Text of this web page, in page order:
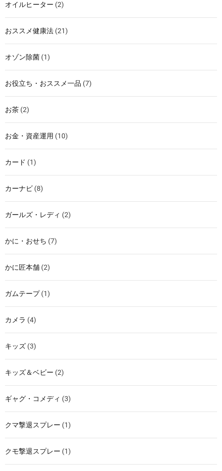
オイルヒーター (2)
おススメ健康法 (21)
オゾン除菌 (1)
お役立ち・おススメ一品 (7)
お茶 (2)
お金・資産運用 (10)
カード (1)
カーナビ (8)
ガールズ・レディ (2)
かに・おせち (7)
かに匠本舗 (2)
ガムテープ(1)
カメラ (4)
キッズ (3)
キッズ＆ベビー (2)
ギャグ・コメディ (3)
クマ撃退スプレー (1)
クモ撃退スプレー (1)